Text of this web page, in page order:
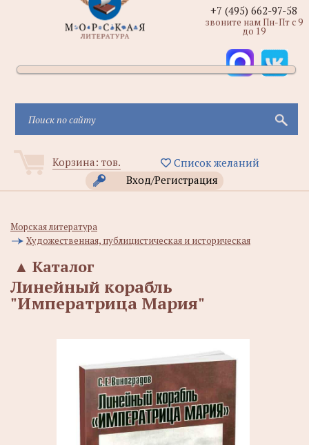
Корзина: тов.
Список желаний
Вход/Регистрация
+7 (495) 662-97-58
звоните нам Пн-Пт с 9
до 19
Морская литература
Художественная, публицистическая и историческая
Каталог
▲
Линейный корабль
"Императрица Мария"